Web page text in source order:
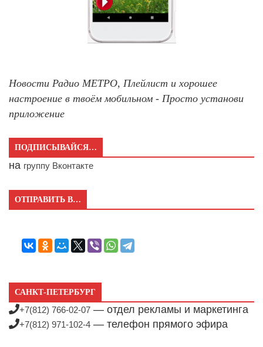
Новости Радио МЕТРО, Плейлист и хорошее
настроение в твоём мобильном - Просто установи
приложение
ПОДПИСЫВАЙСЯ…
на группу Вконтакте
ОТПРАВИТЬ В…
САНКТ-ПЕТЕРБУРГ
+7(812) 766-02-07 — отдел рекламы и маркетинга
+7(812) 971-102-4 — телефон прямого эфира